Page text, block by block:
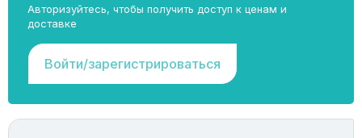
Авторизуйтесь, чтобы получить доступ к ценам и
доставке
Войти/зарегистрироваться